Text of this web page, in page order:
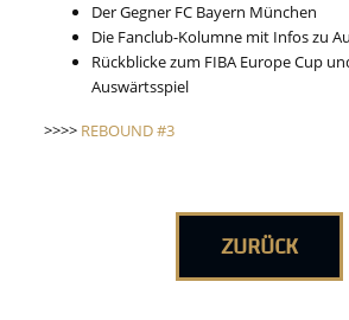
Der Gegner FC Bayern München
Die Fanclub-Kolumne mit Infos zu
Rückblicke zum FIBA Europe Cup
Auswärtsspiel
>>>> REBOUND #3
ZURÜCK